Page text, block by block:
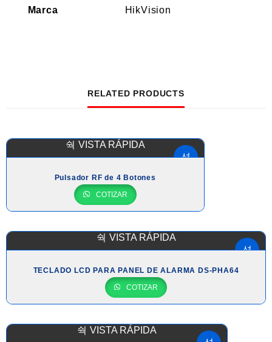
Marca HikVision
RELATED PRODUCTS
VISTA RÁPIDA
Pulsador RF de 4 Botones
COTIZAR
VISTA RÁPIDA
TECLADO LCD PARA PANEL DE ALARMA DS-PHA64
COTIZAR
VISTA RÁPIDA